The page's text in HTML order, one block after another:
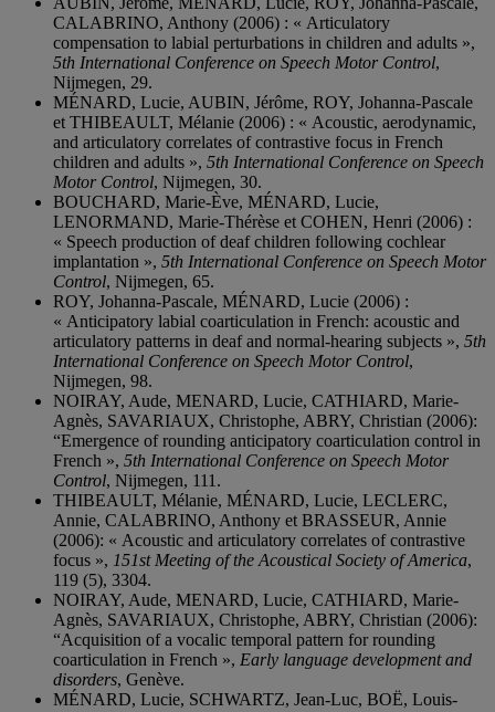
CALABRINO, Anthony (2006) : « Articulatory
compensation to labial perturbations in children and adults »,
5th International Conference on Speech Motor Control,
Nijmegen, 29.
MÉNARD, Lucie, AUBIN, Jérôme, ROY, Johanna-Pascale
et THIBEAULT, Mélanie (2006) : « Acoustic, aerodynamic,
and articulatory correlates of contrastive focus in French
children and adults », 5th International Conference on Speech
Motor Control, Nijmegen, 30.
BOUCHARD, Marie-Ève, MÉNARD, Lucie,
LENORMAND, Marie-Thérèse et COHEN, Henri (2006) :
« Speech production of deaf children following cochlear
implantation », 5th International Conference on Speech Motor
Control, Nijmegen, 65.
ROY, Johanna-Pascale, MÉNARD, Lucie (2006) :
« Anticipatory labial coarticulation in French: acoustic and
articulatory patterns in deaf and normal-hearing subjects », 5th
International Conference on Speech Motor Control,
Nijmegen, 98.
NOIRAY, Aude, MENARD, Lucie, CATHIARD, Marie-
Agnès, SAVARIAUX, Christophe, ABRY, Christian (2006):
“Emergence of rounding anticipatory coarticulation control in
French », 5th International Conference on Speech Motor
Control, Nijmegen, 111.
THIBEAULT, Mélanie, MÉNARD, Lucie, LECLERC,
Annie, CALABRINO, Anthony et BRASSEUR, Annie
(2006): « Acoustic and articulatory correlates of contrastive
focus », 151st Meeting of the Acoustical Society of America,
119 (5), 3304.
NOIRAY, Aude, MENARD, Lucie, CATHIARD, Marie-
Agnès, SAVARIAUX, Christophe, ABRY, Christian (2006):
“Acquisition of a vocalic temporal pattern for rounding
coarticulation in French », Early language development and
disorders, Genève.
MÉNARD, Lucie, SCHWARTZ, Jean-Luc, BOË, Louis-